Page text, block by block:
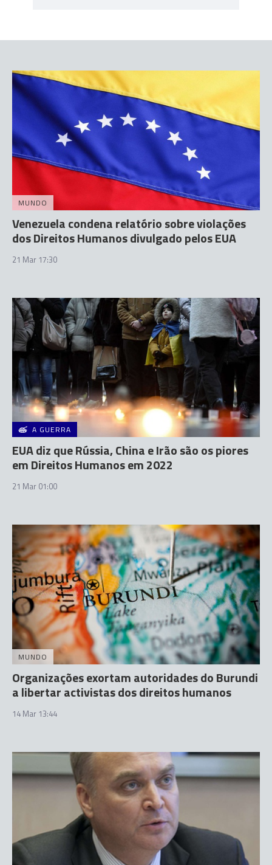
MUNDO
Venezuela condena relatório sobre violações
dos Direitos Humanos divulgado pelos EUA
21 Mar 17:30
A GUERRA
EUA diz que Rússia, China e Irão são os piores
em Direitos Humanos em 2022
21 Mar 01:00
MUNDO
Organizações exortam autoridades do Burundi
a libertar activistas dos direitos humanos
14 Mar 13:44